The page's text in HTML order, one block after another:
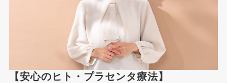
【安心のヒト・プラセンタ療法】